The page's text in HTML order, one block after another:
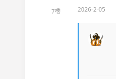
7楼 2026-2-05